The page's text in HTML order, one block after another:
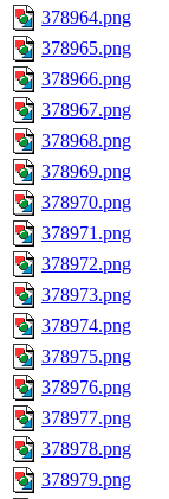
378964.png
378965.png
378966.png
378967.png
378968.png
378969.png
378970.png
378971.png
378972.png
378973.png
378974.png
378975.png
378976.png
378977.png
378978.png
378979.png